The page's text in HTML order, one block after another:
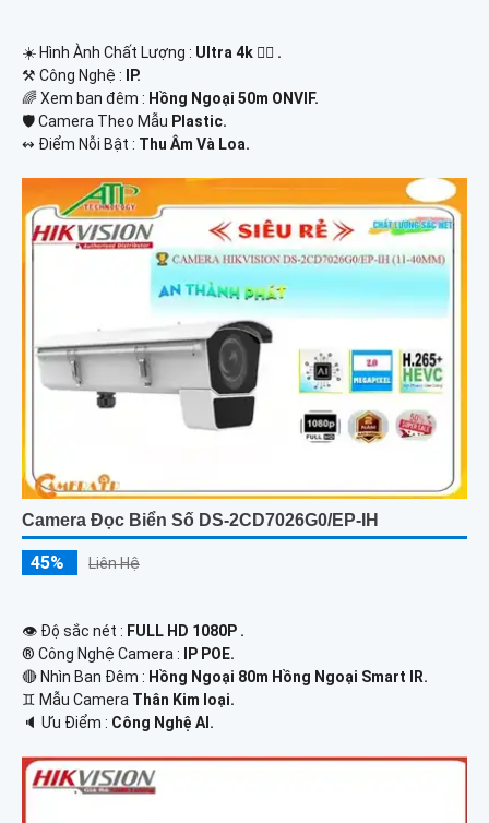
☀️ Hình Ành Chất Lượng : Ultra 4k 👍🏾 .
⚒ Công Nghệ :
IP.
🌈 Xem ban đêm : Hồng Ngoại 50m ONVIF.
🛡 Camera Theo Mẫu Plastic.
️↭ Điểm Nỗi Bật : Thu Âm Và Loa.
Camera Đọc Biển Số DS-2CD7026G0/EP-IH
45% Liên Hệ
👁 Độ sắc nét : FULL HD 1080P .
®️ Công Nghệ Camera :
IP POE.
🔴 Nhìn Ban Đêm : Hồng Ngoại 80m Hồng Ngoại Smart IR.
♊ Mẫu Camera Thân Kim loại.
️🔈 Ưu Điểm : Công Nghệ AI.